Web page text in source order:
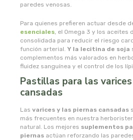
paredes venosas.
Para quienes prefieren actuar desde
esenciales, el Omega 3 y los aceites
consolidada para reducir el riesgo
función arterial. Y la lecitina de soja
complementos más valorados en
fluidez sanguínea y el control de los
Pastillas para las
cansadas
Las varices y las piernas cansadas
más frecuentes en nuestra
natural. Los mejores suplementos
piernas actúan reforzando las
naturata
naturbrush
naturcid
naturcosmetika
naturgreen
naturmil